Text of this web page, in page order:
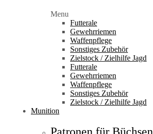
Menu
Futterale
Gewehrriemen
Waffenpflege
Sonstiges Zubehör
Zielstock / Zielhilfe Jagd
Futterale
Gewehrriemen
Waffenpflege
Sonstiges Zubehör
Zielstock / Zielhilfe Jagd
Munition